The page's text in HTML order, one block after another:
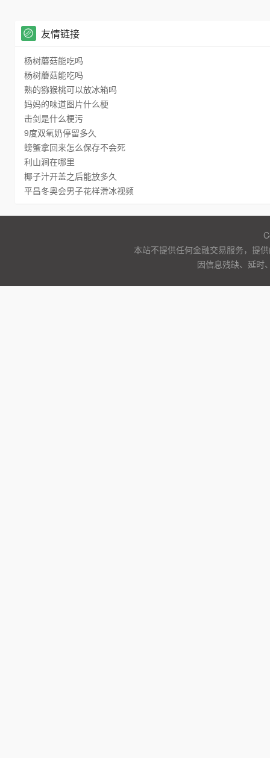
友情链接
杨树蘑菇能吃吗
杨树蘑菇能吃吗
熟的猕猴桃可以放冰箱吗
妈妈的味道图片什么梗
击剑是什么梗污
9度双氧奶停留多久
螃蟹拿回来怎么保存不会死
利山涧在哪里
椰子汁开盖之后能放多久
平昌冬奥会男子花样滑冰视频
本站不提供任何金融交易服务，提
因信息残缺、延时